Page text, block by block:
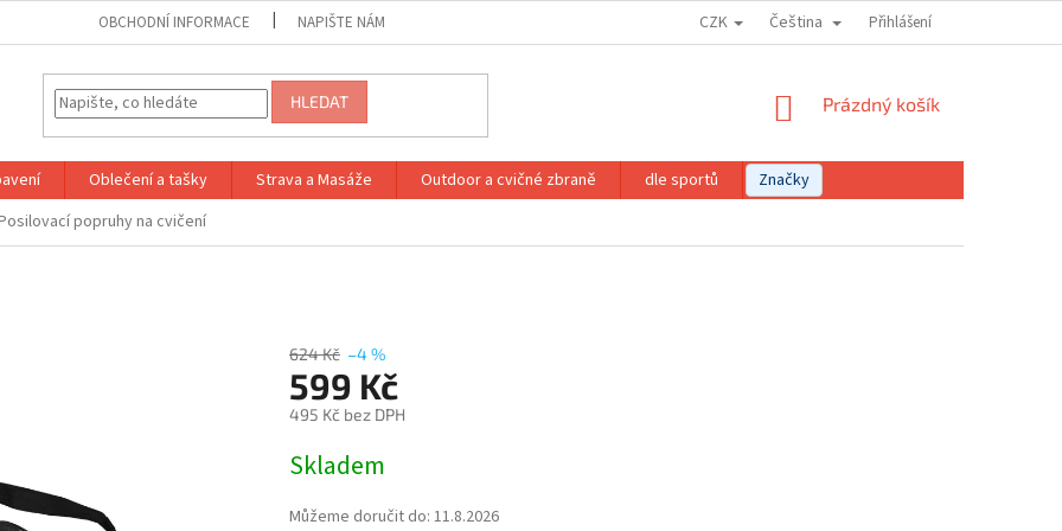
OBCHODNÍ INFORMACE NAPIŠTE NÁM CZK Čeština Přihlášení
HLEDAT
NÁKUPNÍ
Prázdný košík
Oblečení a tašky Strava a Masáže Outdoor a cvičné zbraně dle sportů
Značky
popruhy na cvičení
624 Kč –4 %
599 Kč
495 Kč bez DPH
cena:
Skladem
Můžeme doručit do: 11.8.2026